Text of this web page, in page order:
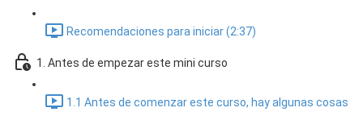
Recomendaciones para iniciar (2:37)
1. Antes de empezar este mini curso
1.1 Antes de comenzar este curso, hay algunas cosas